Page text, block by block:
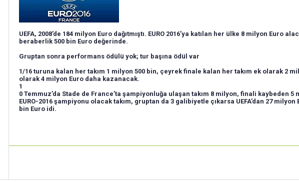
UEFA, 2008’de 184 milyon Euro dağıtmıştı. EURO 2016’ya katılan her ülke 8 milyon Euro
beraberlik 500 bin Euro değerinde.
Gruptan sonra performans ödülü yok; tur başına ödül var
1/16 turuna kalan her takım 1 milyon 500 bin, çeyrek finale kalan her takım ek olarak 2
olarak 4 milyon Euro daha kazanacak.
1
0 Temmuz’da Stade de France’ta şampiyonluğa ulaşan takım 8 milyon, finali kaybeden
EURO-2016 şampiyonu olacak takım, gruptan da 3 galibiyetle çıkarsa UEFA’dan 27
bin Euro idi.